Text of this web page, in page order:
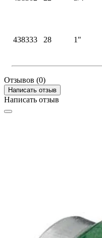
438333 28 1"
Отзывов (0)
Написать отзыв
Написать отзыв